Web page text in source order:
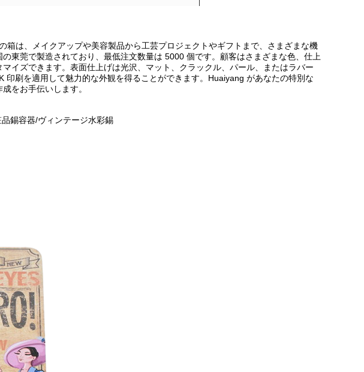
箱は、メイクアップや美容製品から工芸プロジェクトやギフトまで、さまざまな機
東莞で製造されており、最低注文数量は 5000 個です。顧客はさまざまな色、仕上
イズできます。表面仕上げは光沢、マット、クラックル、パール、またはラバー
印刷を適用して魅力的な外観を得ることができます。Huaiyang があなたの特別な
をお手伝いします。
錫容器/ヴィンテージ水彩錫